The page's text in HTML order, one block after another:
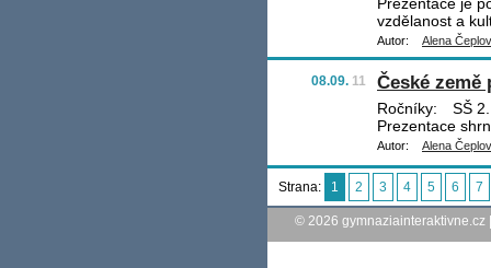
vzdělanost a
Autor: Alena
08.09. 11 České
Ročníky:
SŠ
Prezentace
Autor: Alena
Strana: 1 2 3 4 5 6 7
© 2026 gymnaziainteraktivne.cz